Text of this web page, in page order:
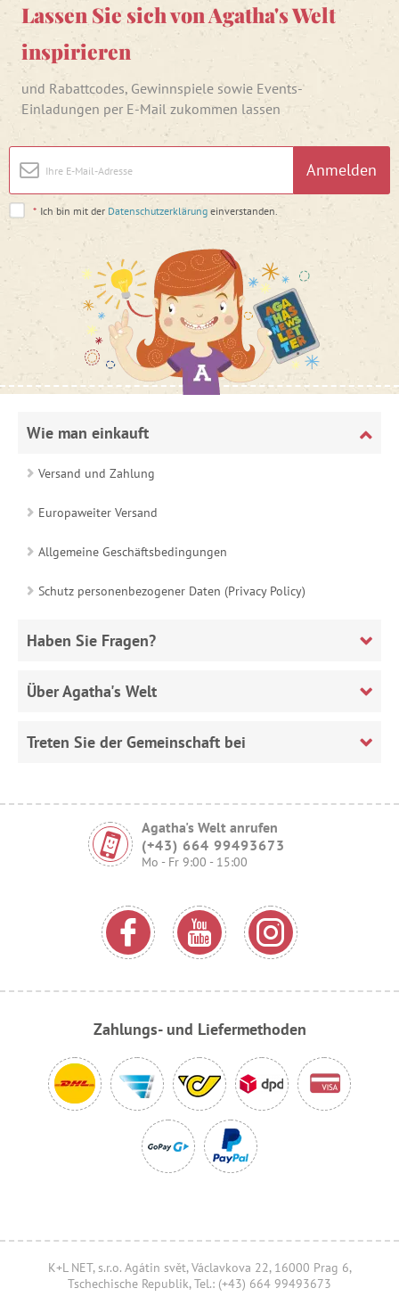
Lassen Sie sich von Agatha's Welt
inspirieren
und Rabattcodes, Gewinnspiele sowie Events-
Einladungen per E-Mail zukommen lassen
Anmelden
* Ich bin mit der Datenschutzerklärung einverstanden.
Wie man einkauft
Versand und Zahlung
Europaweiter Versand
Allgemeine Geschäftsbedingungen
Schutz personenbezogener Daten (Privacy Policy)
Haben Sie Fragen?
Über Agatha's Welt
Treten Sie der Gemeinschaft bei
Agatha's Welt anrufen
(+43) 664 99493673
Mo - Fr 9:00 - 15:00
Zahlungs- und Liefermethoden
K+L NET, s.r.o. Agátin svět, Václavkova 22, 16000 Prag 6,
Tschechische Republik, Tel.: (+43) 664 99493673